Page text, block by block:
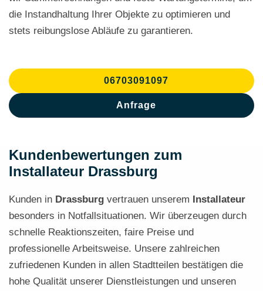
die Instandhaltung Ihrer Objekte zu optimieren und
stets reibungslose Abläufe zu garantieren.
06703091097
Anfrage
Kundenbewertungen zum
Installateur Drassburg
Kunden in Drassburg vertrauen unserem Installateur
besonders in Notfallsituationen. Wir überzeugen durch
schnelle Reaktionszeiten, faire Preise und
professionelle Arbeitsweise. Unsere zahlreichen
zufriedenen Kunden in allen Stadtteilen bestätigen die
hohe Qualität unserer Dienstleistungen und unseren